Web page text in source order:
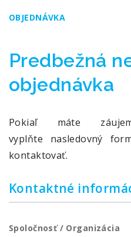
OBJEDNÁVKA
Predbežná
objednávka
Pokiaľ máte
vyplňte nasledovný
kontaktovať.
Kontaktné
Spoločnosť / Organizácia